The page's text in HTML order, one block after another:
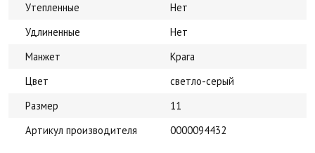
Утепленные
Нет
Удлиненные
Нет
Манжет
Крага
Цвет
светло-серый
Размер
11
Артикул производителя
0000094432